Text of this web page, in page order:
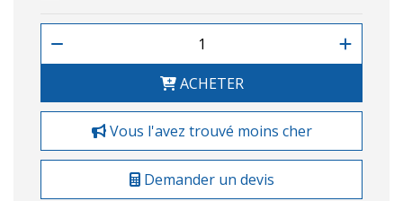
ACHETER
Vous l'avez trouvé moins cher
Demander un devis